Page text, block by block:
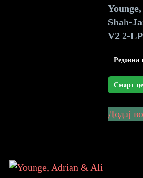
Shah-
V2 2-
Редовна
Смарт
Додај